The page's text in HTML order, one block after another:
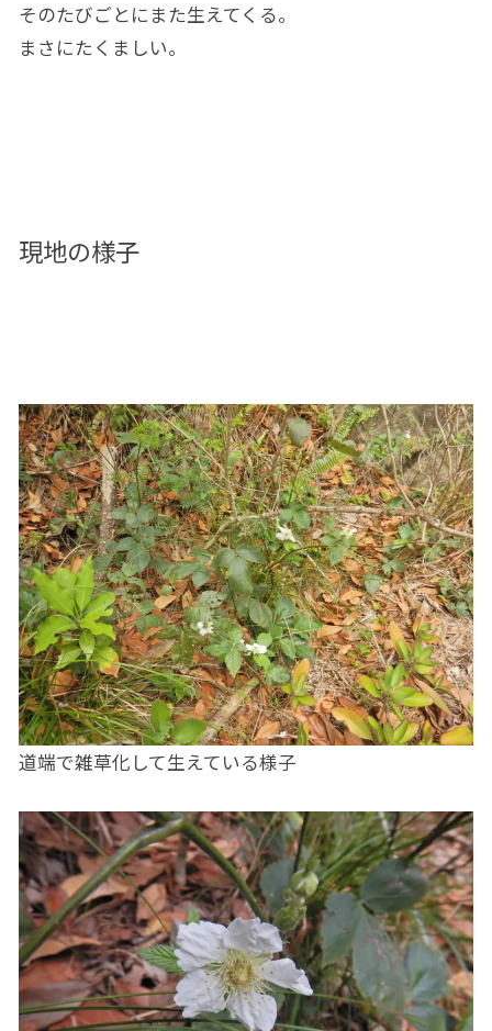
そのたびごとにまた生えてくる。
まさにたくましい。
現地の様子
道端で雑草化して生えている様子